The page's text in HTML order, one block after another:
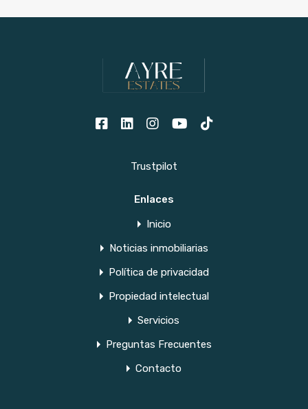
Trustpilot
Enlaces
Inicio
Noticias inmobiliarias
Política de privacidad
Propiedad intelectual
Servicios
Preguntas Frecuentes
Contacto